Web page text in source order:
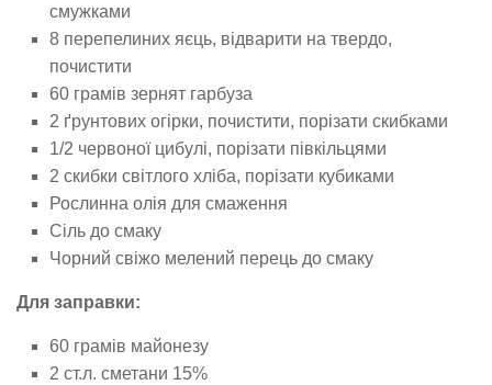
смужками
8 перепелиних яєць, відварити на твердо,
почистити
60 грамів зернят гарбуза
2 ґрунтових огірки, почистити, порізати скибками
1/2 червоної цибулі, порізати півкільцями
2 скибки світлого хліба, порізати кубиками
Рослинна олія для смаження
Сіль до смаку
Чорний свіжо мелений перець до смаку
Для заправки:
60 грамів майонезу
2 ст.л. сметани 15%